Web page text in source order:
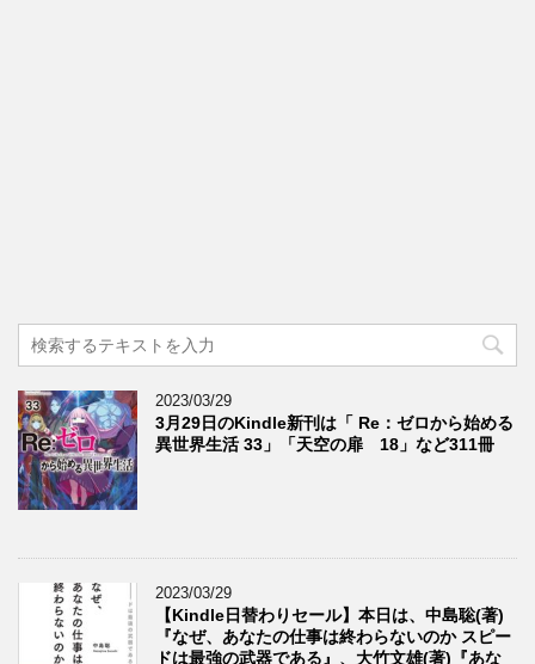
2023/03/29
3月29日のKindle新刊は「 Re：ゼロから始める
異世界生活 33」「天空の扉 18」など311冊
2023/03/29
【Kindle日替わりセール】本日は、中島聡(著)
『なぜ、あなたの仕事は終わらないのか スピー
ドは最強の武器である』、大竹文雄(著)『あな